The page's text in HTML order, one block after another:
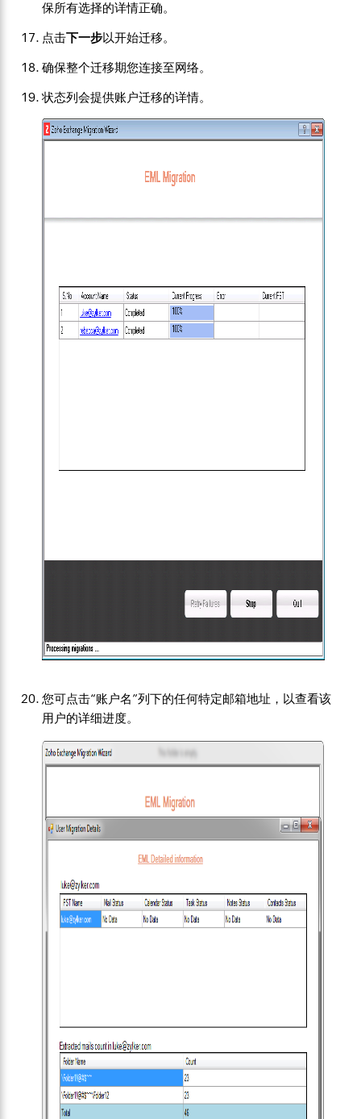
保所有选择的详情正确。
点击下一步以开始迁移。
确保整个迁移期您连接至网络。
状态列会提供账户迁移的详情。
您可点击“账户名”列下的任何特定邮箱地址，以查看该
用户的详细进度。